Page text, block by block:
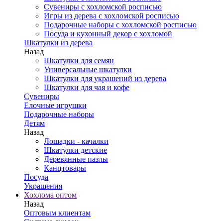
Сувениры с хохломской росписью
Игры из дерева с хохломской росписью
Подарочные наборы с хохломской росписью
Посуда и кухонный декор с хохломой
Шкатулки из дерева
Назад
Шкатулки для семян
Универсальные шкатулки
Шкатулки для украшений из дерева
Шкатулки для чая и кофе
Сувениры
Елочные игрушки
Подарочные наборы
Детям
Назад
Лошадки - качалки
Шкатулки детские
Деревянные пазлы
Канцтовары
Посуда
Украшения
Хохлома оптом
Назад
Оптовым клиентам